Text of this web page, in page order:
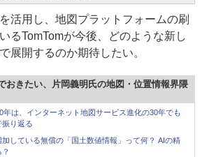
活用し、地図プラットフォームの刷
るTomTomが今後、どのような新し
展開するのか期待したい。
おきたい、片岡義明氏の地図・位置情報界隈
年は、インターネット地図サービス進化の30年でも
り返る
している無償の「国土数値情報」って何？ AIの精